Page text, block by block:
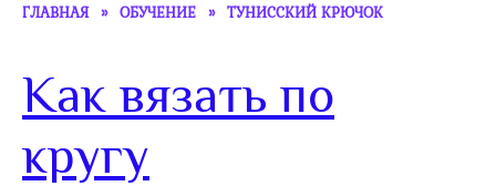
ГЛАВНАЯ » ОБУЧЕНИЕ » ТУНИССКИЙ КРЮЧОК
Как вязать по
кругу